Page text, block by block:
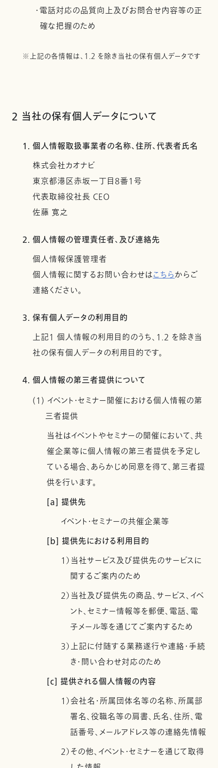
・電話対応の品質向上及びお問合せ内容等の正
確な把握のため
※上記の各情報は、1.2 を除き当社の保有個人データです
2 当社の保有個人データについて
1. 個人情報取扱事業者の名称、住所、代表者氏名
株式会社カオナビ
東京都港区赤坂一丁目8番1号
代表取締役社長 CEO
佐藤 寛之
2. 個人情報の管理責任者、及び連絡先
個人情報保護管理者
個人情報に関するお問い合わせはこちらからご
連絡ください。
3. 保有個人データの利用目的
上記１ 個人情報の利用目的のうち、1.2 を除き当
社の保有個人データの利用目的です。
4. 個人情報の第三者提供について
(1) イベント・セミナー開催における個人情報の第
三者提供
当社はイベントやセミナーの開催において、共
催企業等に個人情報の第三者提供を予定し
ている場合、あらかじめ同意を得て、第三者提
供を行います。
[a] 提供先
イベント・セミナーの共催企業等
[b] 提供先における利用目的
1）当社サービス及び提供先のサービスに
関するご案内のため
2）当社及び提供先の商品、サービス、イベ
ント、セミナー情報等を郵便、電話、電
子メール等を通じてご案内するため
3）上記に付随する業務遂行や連絡・手続
き・問い合わせ対応のため
[c] 提供される個人情報の内容
1）会社名・所属団体名等の名称、所属部
署名、役職名等の肩書、氏名、住所、電
話番号、メールアドレス等の連絡先情報
2）その他、イベント・セミナーを通じて取得